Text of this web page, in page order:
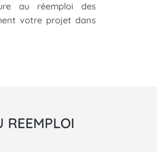
au réemploi des
votre projet dans
REEMPLOI